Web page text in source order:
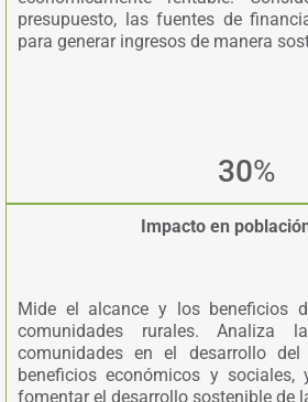
presupuesto, las fuentes de
para generar ingresos de manera
30%
Impacto en
Mide el alcance y los beneficios
comunidades rurales. Analiza
comunidades en el desarrollo del
beneficios económicos y
fomentar el desarrollo sostenible de